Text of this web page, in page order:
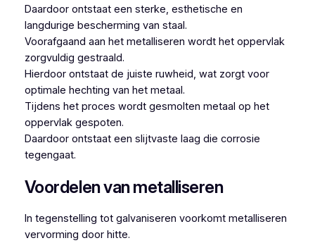
Daardoor ontstaat een sterke, esthetische en
langdurige bescherming van staal.
Voorafgaand aan het metalliseren wordt het oppervlak
zorgvuldig gestraald.
Hierdoor ontstaat de juiste ruwheid, wat zorgt voor
optimale hechting van het metaal.
Tijdens het proces wordt gesmolten metaal op het
oppervlak gespoten.
Daardoor ontstaat een slijtvaste laag die corrosie
tegengaat.
Voordelen van metalliseren
In tegenstelling tot galvaniseren voorkomt metalliseren
vervorming door hitte.